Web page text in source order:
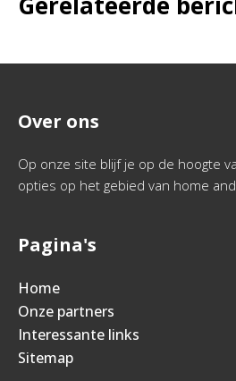
Over ons
Op onze site blijf je op de hoogte
opties op het gebied van home and
Pagina's
Home
Onze partners
Interessante links
Sitemap